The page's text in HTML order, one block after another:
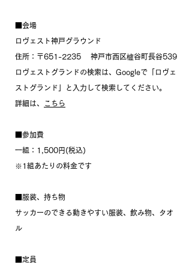
■会場
ロヴェスト神戸グラウンド
住所：〒651-2235 　神戸市西区櫨谷町長谷539
ロヴェストグランドの検索は、Googleで「ロヴェ
ストグランド」と入力して検索してください。
詳細は、 こちら
■参加費
一組：1,500円(税込)
※1組あたりの料金です
■服装、持ち物
サッカーのできる動きやすい服装、飲み物、タオ
ル
■定員